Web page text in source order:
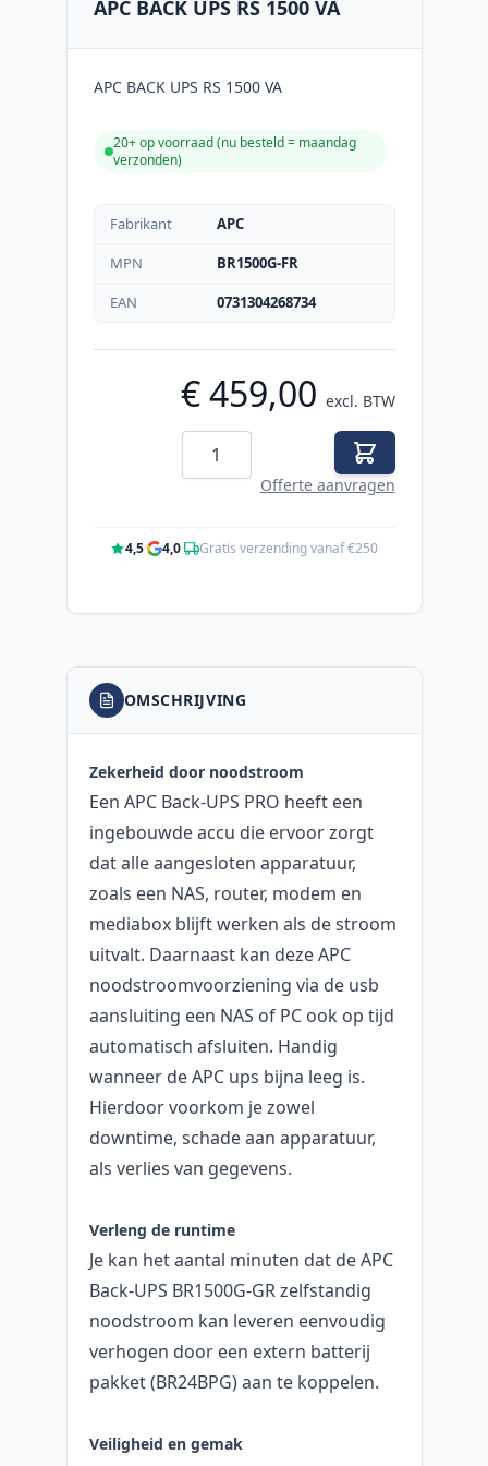
APC BACK UPS RS 1500 VA
APC BACK UPS RS 1500 VA
20+ op voorraad (nu besteld = maandag
verzonden)
Fabrikant
APC
MPN
BR1500G-FR
EAN
0731304268734
€ 459,00 excl. BTW
Aantal
Offerte aanvragen
4,5· 4,0· Gratis verzending vanaf €250
OMSCHRIJVING
Zekerheid door noodstroom
Een APC Back-UPS PRO heeft een
ingebouwde accu die ervoor zorgt
dat alle aangesloten apparatuur,
zoals een NAS, router, modem en
mediabox blijft werken als de stroom
uitvalt. Daarnaast kan deze APC
noodstroomvoorziening via de usb
aansluiting een NAS of PC ook op tijd
automatisch afsluiten. Handig
wanneer de APC ups bijna leeg is.
Hierdoor voorkom je zowel
downtime, schade aan apparatuur,
als verlies van gegevens.
Verleng de runtime
Je kan het aantal minuten dat de APC
Back-UPS BR1500G-GR zelfstandig
noodstroom kan leveren eenvoudig
verhogen door een extern batterij
pakket (BR24BPG) aan te koppelen.
Veiligheid en gemak